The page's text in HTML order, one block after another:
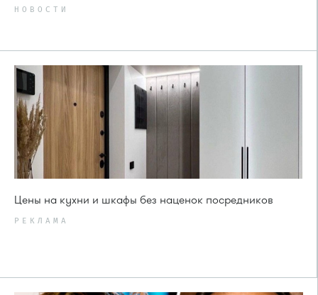
НОВОСТИ
Цены на кухни и шкафы без наценок посредников
РЕКЛАМА